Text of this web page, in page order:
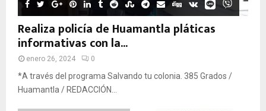
Realiza policía de Huamantla pláticas
informativas con la...
enero 26, 2024 0
*A través del programa Salvando tu colonia. 385 Grados /
Huamantla / REDACCIÓN...